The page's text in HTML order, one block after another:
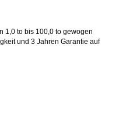
1,0 to bis 100,0 to gewogen
und 3 Jahren Garantie auf